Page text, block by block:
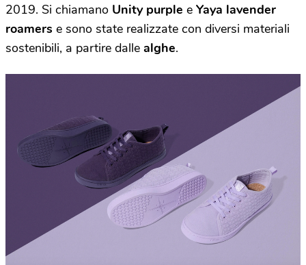
2019. Si chiamano Unity purple e Yaya lavender
roamers e sono state realizzate con diversi materiali
sostenibili, a partire dalle alghe.